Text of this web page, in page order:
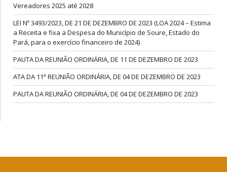
Vereadores 2025 até 2028
LEI Nº 3493/2023, DE 21 DE DEZEMBRO DE 2023 (LOA 2024 – Estima
a Receita e fixa a Despesa do Município de Soure, Estado do
Pará, para o exercício financeiro de 2024)
PAUTA DA REUNIÃO ORDINÁRIA, DE 11 DE DEZEMBRO DE 2023
ATA DA 11ª REUNIÃO ORDINÁRIA, DE 04 DE DEZEMBRO DE 2023
PAUTA DA REUNIÃO ORDINÁRIA, DE 04 DE DEZEMBRO DE 2023